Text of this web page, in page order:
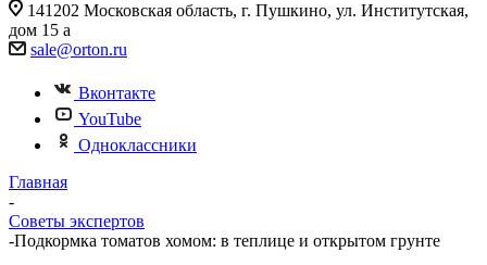
141202 Московская область, г. Пушкино, ул. Институтская,
дом 15 а
sale@orton.ru
Вконтакте
YouTube
Одноклассники
Главная
-
Советы экспертов
-Подкормка томатов хомом: в теплице и открытом грунте